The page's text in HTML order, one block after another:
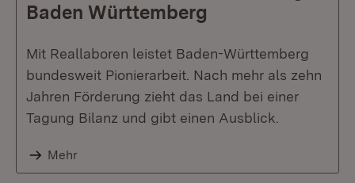
Baden Württemberg
Mit Reallaboren leistet Baden-Württemberg
bundesweit Pionierarbeit. Nach mehr als zehn
Jahren Förderung zieht das Land bei einer
Tagung Bilanz und gibt einen Ausblick.
Mehr